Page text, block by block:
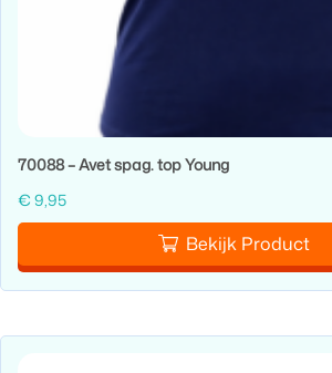
70088 – Avet spag. top Young
€ 9,95
Bekijk Product